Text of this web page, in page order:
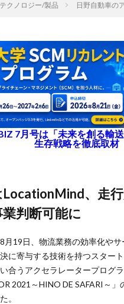
テクノロジー/製品 日野自動車の
7月号は「未来を創る輸
生存戦略を徹底取材
判断可能に
月19日、物流業務の効率化や
に寄与する技術を持つスター
合うアクセラレータープログ
2021～HINO DE SAFARI～」
。